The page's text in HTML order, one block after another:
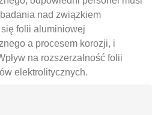
nad związkiem
folii aluminiowej
a procesem korozji, i
na rozszerzalność folii
elektrolitycznych.